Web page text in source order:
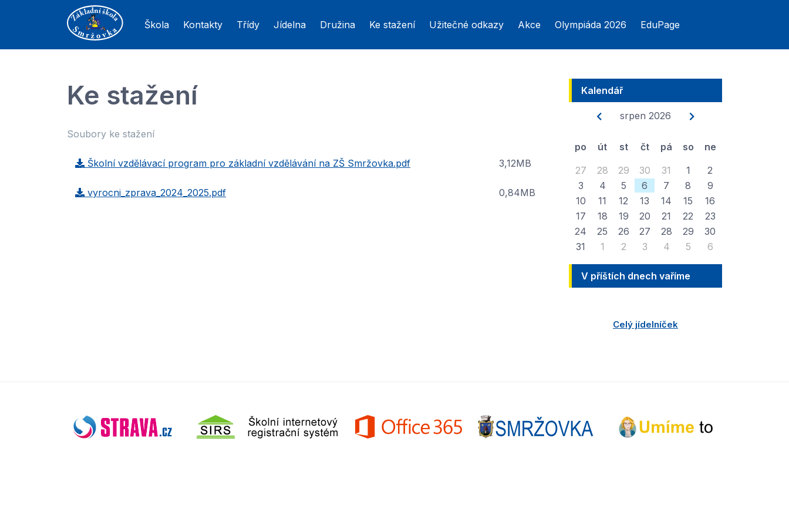
Škola Kontakty Třídy Jídelna Družina Ke stažení Užitečné odkazy Akce Olympiáda 2026 EduPage
Ke stažení
Soubory ke stažení
Školní vzdělávací program pro základní vzdělávání na ZŠ Smržovka.pdf 3,12MB
vyrocni_zprava_2024_2025.pdf 0,84MB
Kalendář
srpen 2026
po út st čt pá so
ne
27
28 29 30 31 1
2
3
4 5 6 7 8
9
10
11 12 13 14 15
16
17
18 19 20 21 22
23
24
25 26 27 28 29
30
31
1 2 3 4 5 6
V příštích dnech vaříme
Celý jídelníček